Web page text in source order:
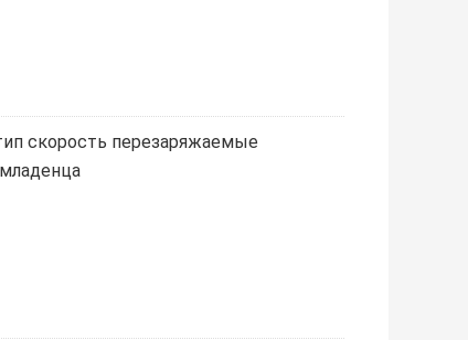
скорость перезаряжаемые